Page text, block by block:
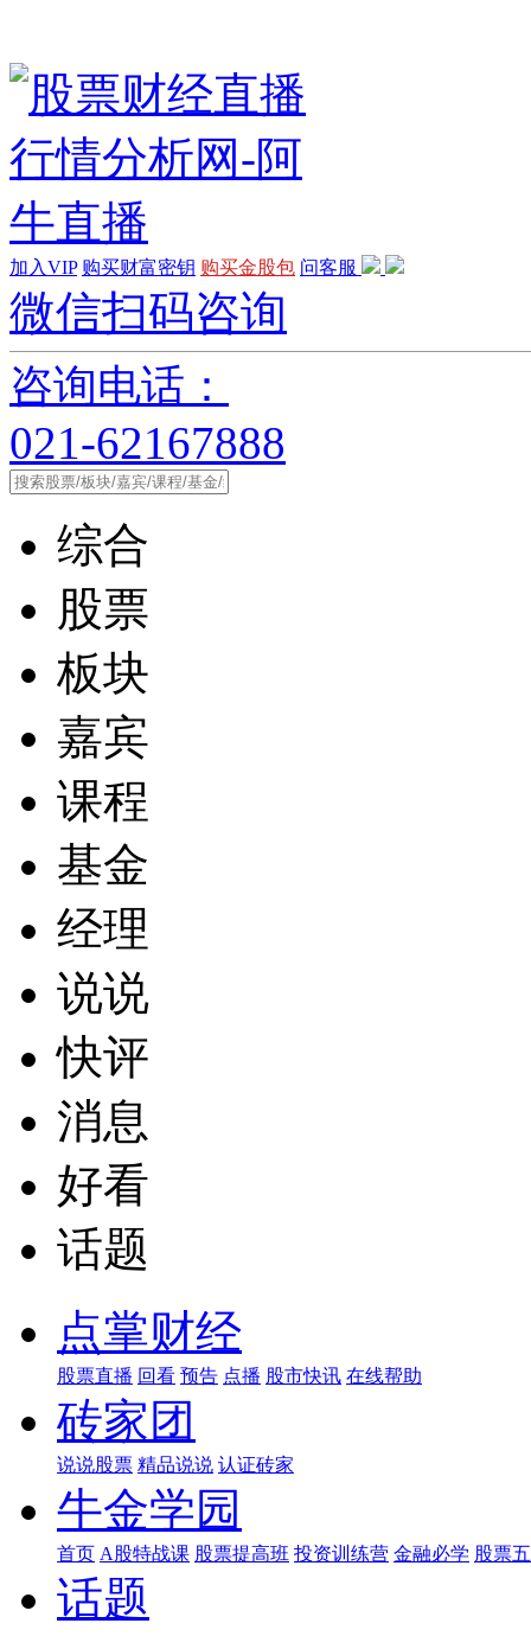
加入VIP 购买财富密钥 购买金股包 问客服
微信扫码咨询
咨询电话：
021-62167888
综合
股票
板块
嘉宾
课程
基金
经理
说说
快评
消息
好看
话题
点掌财经
股票直播 回看 预告 点播 股市快讯 在线帮助
砖家团
说说股票 精品说说 认证砖家
牛金学园
首页 A股特战课 股票提高班 投资训练营 金融必学 股票
话题